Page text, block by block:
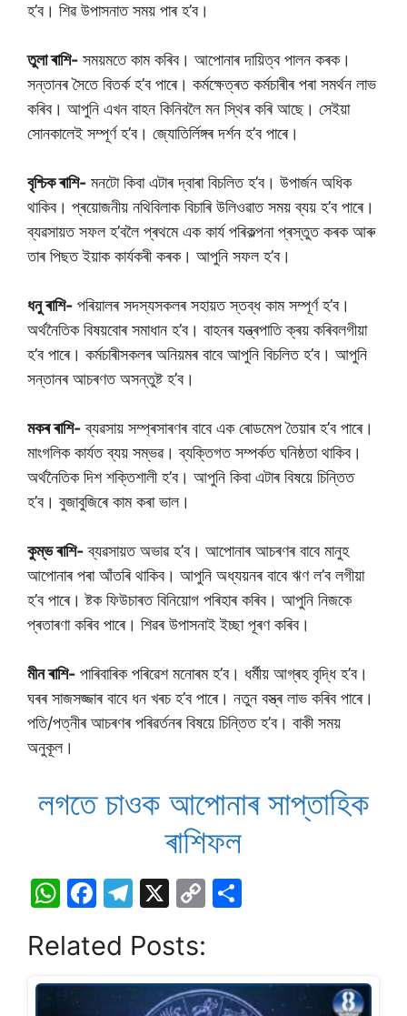
হ’ব। শিৱ উপাসনাত সময় পাৰ হ’ব।
তুলা ৰাশি- সময়মতে কাম কৰিব। আপোনাৰ দায়িত্ব পালন কৰক।
সন্তানৰ সৈতে বিতৰ্ক হ’ব পাৰে। কৰ্মক্ষেত্ৰত কৰ্মচাৰীৰ পৰা সমৰ্থন লাভ
কৰিব। আপুনি এখন বাহন কিনিবলৈ মন স্থিৰ কৰি আছে। সেইয়া
সোনকালেই সম্পূৰ্ণ হ’ব। জ্যোতিৰ্লিঙ্গৰ দৰ্শন হ’ব পাৰে।
বৃশ্চিক ৰাশি- মনটো কিবা এটাৰ দ্বাৰা বিচলিত হ’ব। উপাৰ্জন অধিক
থাকিব। প্ৰয়োজনীয় নথিবিলাক বিচাৰি উলিওৱাত সময় ব্যয় হ’ব পাৰে।
ব্যৱসায়ত সফল হ’বলৈ প্ৰথমে এক কাৰ্য পৰিকল্পনা প্ৰস্তুত কৰক আৰু
তাৰ পিছত ইয়াক কাৰ্যকৰী কৰক। আপুনি সফল হ’ব।
ধনু ৰাশি- পৰিয়ালৰ সদস্যসকলৰ সহায়ত স্তব্ধ কাম সম্পূৰ্ণ হ’ব।
অৰ্থনৈতিক বিষয়বোৰ সমাধান হ’ব। বাহনৰ যন্ত্ৰপাতি ক্ৰয় কৰিবলগীয়া
হ’ব পাৰে। কৰ্মচাৰীসকলৰ অনিয়মৰ বাবে আপুনি বিচলিত হ’ব। আপুনি
সন্তানৰ আচৰণত অসন্তুষ্ট হ’ব।
মকৰ ৰাশি-ব্যৱসায় সম্প্ৰসাৰণৰ বাবে এক ৰোডমেপ তৈয়াৰ হ’ব পাৰে।
মাংগলিক কাৰ্যত ব্যয় সম্ভৱ। ব্যক্তিগত সম্পৰ্কত ঘনিষ্ঠতা থাকিব।
অৰ্থনৈতিক দিশ শক্তিশালী হ’ব। আপুনি কিবা এটাৰ বিষয়ে চিন্তিত
হ’ব। বুজাবুজিৰে কাম কৰা ভাল।
কুম্ভ ৰাশি-ব্যৱসায়ত অভাৱ হ’ব। আপোনাৰ আচৰণৰ বাবে মানুহ
আপোনাৰ পৰা আঁতৰি থাকিব। আপুনি অধ্যয়নৰ বাবে ঋণ ল’ব লগীয়া
হ’ব পাৰে। ষ্টক ফিউচাৰত বিনিয়োগ পৰিহাৰ কৰিব। আপুনি নিজকে
প্ৰতাৰণা কৰিব পাৰে। শিৱৰ উপাসনাই ইচ্ছা পূৰণ কৰিব।
মীন ৰাশি- পাৰিবাৰিক পৰিৱেশ মনোৰম হ’ব। ধৰ্মীয় আগ্ৰহ বৃদ্ধি হ’ব।
ঘৰৰ সাজসজ্জাৰ বাবে ধন খৰচ হ’ব পাৰে। নতুন বস্ত্ৰ লাভ কৰিব পাৰে।
পতি/পত্নীৰ আচৰণৰ পৰিৱৰ্তনৰ বিষয়ে চিন্তিত হ’ব। বাকী সময়
অনুকূল।
লগতে চাওক আপােনাৰ সাপ্তাহিক
ৰাশিফল
W
at
s
F
c
e
T
e
gr
X
C
y e
Related Posts: